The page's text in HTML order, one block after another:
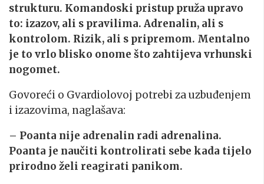
strukturu. Komandoski pristup pruža upravo
to: izazov, ali s pravilima. Adrenalin, ali s
kontrolom. Rizik, ali s pripremom. Mentalno
je to vrlo blisko onome što zahtijeva vrhunski
nogomet.
Govoreći o Gvardiolovoj potrebi za uzbuđenjem
i izazovima, naglašava:
– Poanta nije adrenalin radi adrenalina.
Poanta je naučiti kontrolirati sebe kada tijelo
prirodno želi reagirati panikom.